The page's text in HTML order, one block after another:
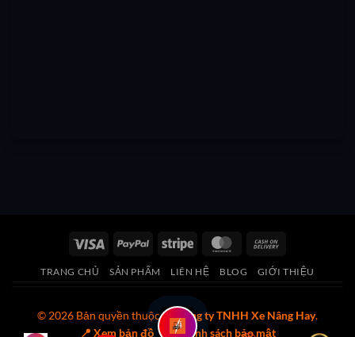
Visa PayPal Stripe MasterCard
Delivery
TRANG CHỦ SẢN PHẨM LIÊN HỆ BLOG GIỚI THIỆU
© 2026 Bản quyền thuộc vềCông ty TNHH Xe Nâng Hay.
📍 Xem bản đồ
🔒 Chính sách bảo mật